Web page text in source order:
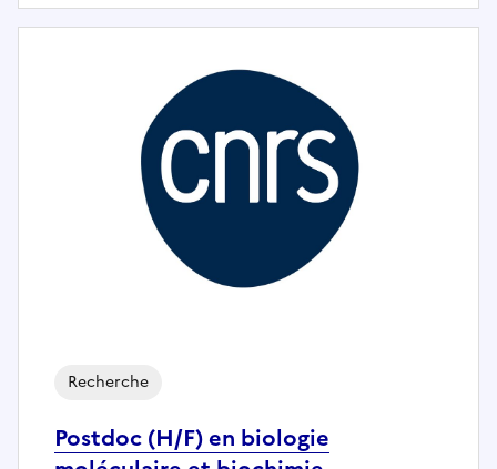
Postdoc (H/F) en biologie
Recherche